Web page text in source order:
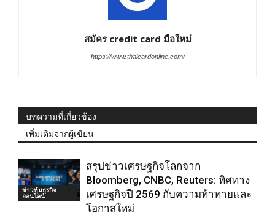
สมัคร credit card มือใหม่
https://www.thaicardonline.com/
บทความที่เกี่ยวข้อง
เพิ่มเติมจากผู้เขียน
ข่าวหุ้นธุรกิจ
ออนไลน์
สรุปข่าวเศรษฐกิจโลกจาก
Bloomberg, CNBC, Reuters: ทิศทาง
เศรษฐกิจปี 2569 กับความท้าทายและ
โอกาสใหม่